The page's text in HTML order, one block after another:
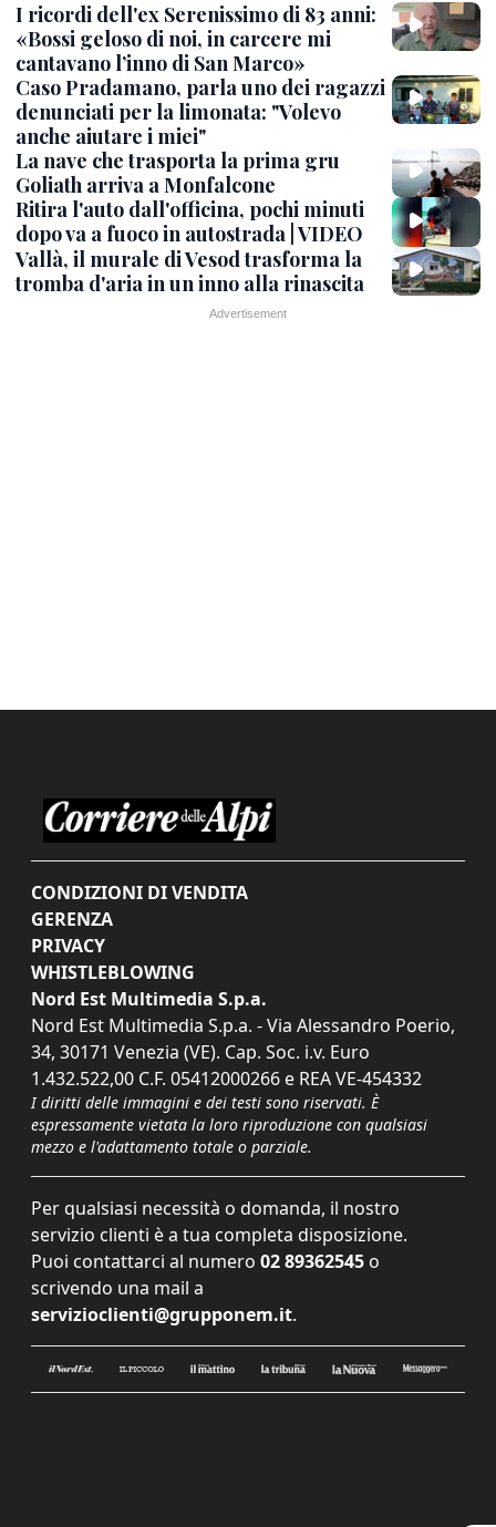
I ricordi dell'ex Serenissimo di 83 anni:
«Bossi geloso di noi, in carcere mi
cantavano l’inno di San Marco»
Caso Pradamano, parla uno dei ragazzi
denunciati per la limonata: "Volevo
anche aiutare i miei"
La nave che trasporta la prima gru
Goliath arriva a Monfalcone
Ritira l'auto dall'officina, pochi minuti
dopo va a fuoco in autostrada | VIDEO
Vallà, il murale di Vesod trasforma la
tromba d'aria in un inno alla rinascita
CONDIZIONI DI VENDITA
GERENZA
PRIVACY
WHISTLEBLOWING
Nord Est Multimedia S.p.a.
Nord Est Multimedia S.p.a. - Via Alessandro Poerio,
34, 30171 Venezia (VE). Cap. Soc. i.v. Euro
1.432.522,00 C.F. 05412000266 e REA VE-454332
I diritti delle immagini e dei testi sono riservati. È
espressamente vietata la loro riproduzione con qualsiasi
mezzo e l'adattamento totale o parziale.
Per qualsiasi necessità o domanda, il nostro
servizio clienti è a tua completa disposizione.
Puoi contattarci al numero 02 89362545 o
scrivendo una mail a
servizioclienti@grupponem.it.